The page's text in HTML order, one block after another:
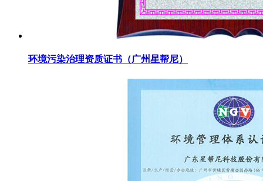
环境污染治理资质证书（广州星帮尼）